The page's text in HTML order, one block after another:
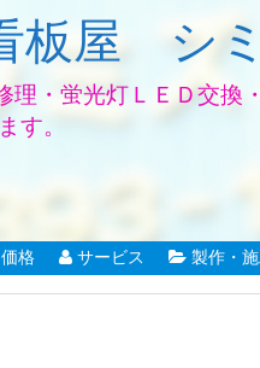
板屋 シ
理・蛍光灯ＬＥＤ交換
す。
格 サービス 製作・施